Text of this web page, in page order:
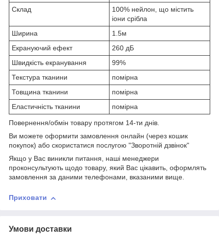
Склад
100% нейлон, що містить
іони срібла
Ширина
1.5м
Екрануючий ефект
260 дБ
Швидкість екранування
99%
Текстура тканини
помірна
Товщина тканини
помірна
Еластичність тканини
помірна
Повернення/обмін товару протягом 14-ти днів.
Ви можете оформити замовлення онлайн (через кошик
покупок) або скористатися послугою "Зворотній дзвінок"
Якщо у Вас виникли питання, наші менеджери
проконсультують щодо товару, який Вас цікавить, оформлять
замовлення за даними телефонами, вказаними вище.
Приховати
Умови доставки